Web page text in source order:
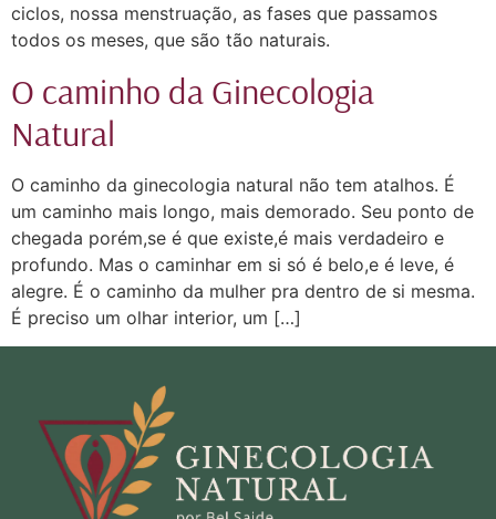
ciclos, nossa menstruação, as fases que passamos
todos os meses, que são tão naturais.
O caminho da Ginecologia
Natural
O caminho da ginecologia natural não tem atalhos. É
um caminho mais longo, mais demorado. Seu ponto de
chegada porém,se é que existe,é mais verdadeiro e
profundo. Mas o caminhar em si só é belo,e é leve, é
alegre. É o caminho da mulher pra dentro de si mesma.
É preciso um olhar interior, um […]